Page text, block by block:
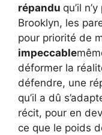
répandu qu’il
Brooklyn, les
pour priorité de
impeccable
déformer la
défendre, une
qu’il a dû
récit, pour en
ce que le poids